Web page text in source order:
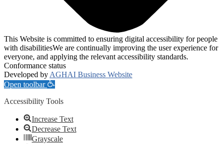
This Website is committed to ensuring digital accessibility for people
with disabilitiesWe are continually improving the user experience for
everyone, and applying the relevant accessibility standards.
Conformance status
Developed by AGHAI Business Website
Open toolbar
Accessibility Tools
Increase Text
Decrease Text
Grayscale